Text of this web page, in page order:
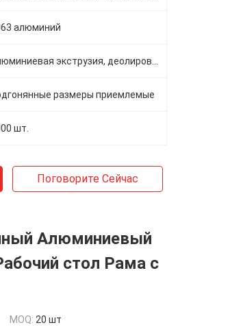
алюминий
размеры приемлемые
шт.
Поговорите Сейчас
Алюминиевый
стол Рама с
MOQ: 20 шт